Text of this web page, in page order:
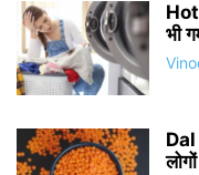
भी
Dal